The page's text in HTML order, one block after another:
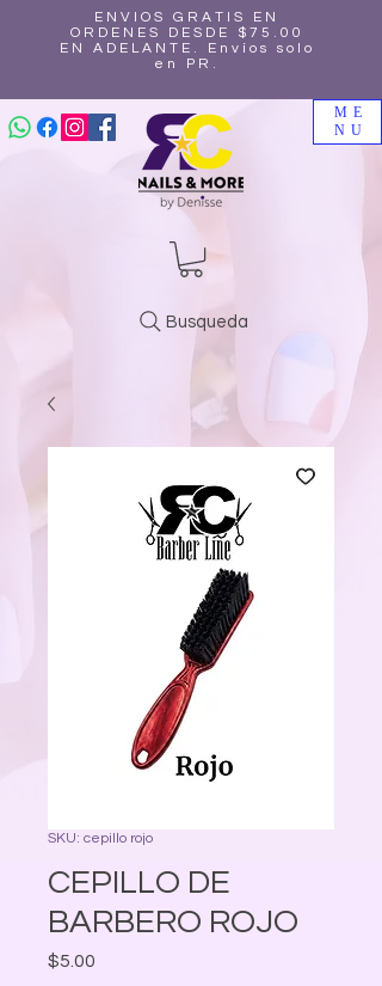
ENVIOS GRATIS EN
ORDENES DESDE $75.00
EN ADELANTE. Envíos solo
en PR.
ME
NU
Busqueda
SKU: cepillo rojo
CEPILLO DE
BARBERO ROJO
$5.00